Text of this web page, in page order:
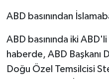
ABD basınından
ABD basınında iki
haberde, ABD Başkanı
Doğu Özel Temsilcisi